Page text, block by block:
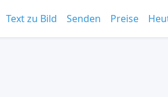
Text zu Bild Senden Preise